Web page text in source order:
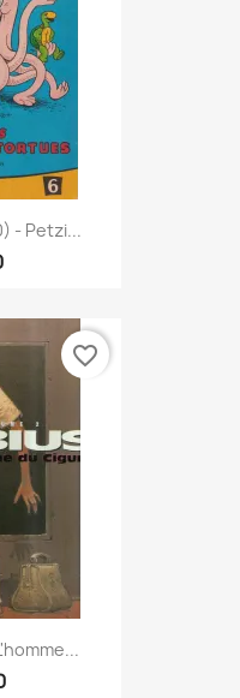
- Petzi...
favorite_border